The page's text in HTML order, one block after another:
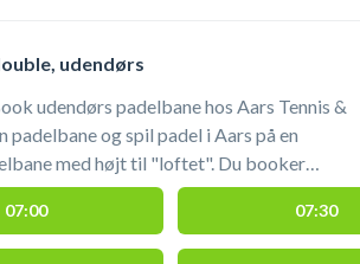
udendørs
udendørs padelbane hos Aars Tennis &
padelbane og spil padel i Aars på en
med højt til "loftet". Du booker
Gratis parkering ved
Tennis & Padel. Du har mulighed for
for kr. 25,00 pr. bat pr. booking.
07:00 07:30